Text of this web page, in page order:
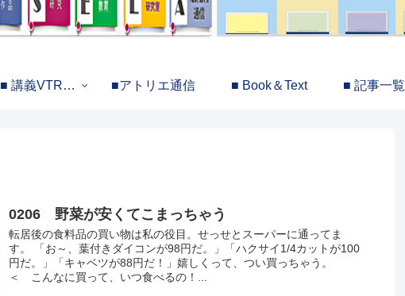
■ 講義VTR… ■アトリエ通信 ■ Book＆Text ■ 記事一覧
0206 野菜が安くてこまっちゃう
転居後の食料品の買い物は私の役目。せっせとスーパーに通ってま
す。 「お～、葉付きダイコンが98円だ。」「ハクサイ1/4カットが100
円だ。」「キャベツが88円だ！」嬉しくって、つい買っちゃう。
＜ こんなに買って、いつ食べるの！...